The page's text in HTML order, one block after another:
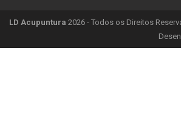
LD Acupuntura 2026 - Todos os Direitos